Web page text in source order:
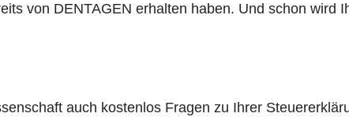
von DENTAGEN erhalten haben. Und schon wird
auch kostenlos Fragen zu Ihrer